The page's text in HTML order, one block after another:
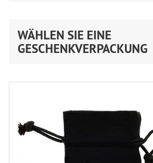
WÄHLEN SIE EINE
GESCHENKVERPACKUNG